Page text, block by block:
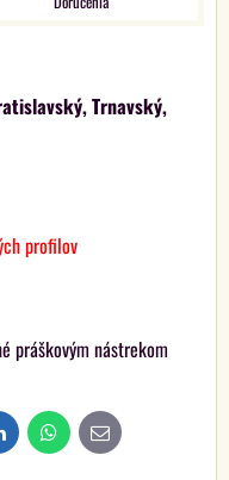
Trnavský,
profilov
práškovým nástrekom
WhatsAppE-
mail